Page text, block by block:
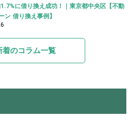
に借り換え成功！｜東京都中央区【不動
ン 借り換え事例】
着のコラム一覧